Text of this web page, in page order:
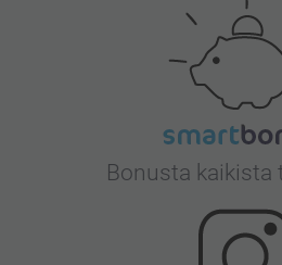
Bonusta kaikista